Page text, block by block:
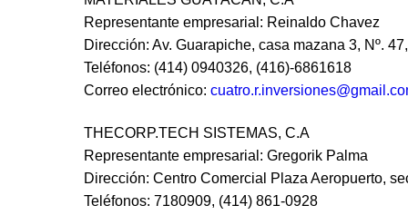
Representante empresarial: Reinaldo Chavez
Dirección: Av. Guarapiche, casa mazana 3, Nº.
Teléfonos: (414) 0940326, (416)-6861618
Correo electrónico:
THECORP.TECH SISTEMAS, C.A
Representante empresarial: Gregorik Palma
Dirección: Centro Comercial Plaza Aeropuerto,
Teléfonos: 7180909, (414) 861-0928